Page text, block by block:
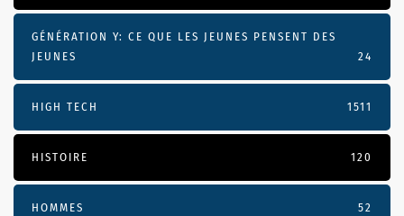
GÉNÉRATION Y: CE QUE LES JEUNES PENSENT DES
JEUNES
24
HIGH TECH 1511
HISTOIRE 120
HOMMES 52